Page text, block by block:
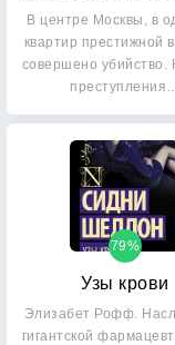
В центре Москвы, в
квартир престижной
совершено убийство.
Узы крови
79%
Элизабет Рофф.
гигантской